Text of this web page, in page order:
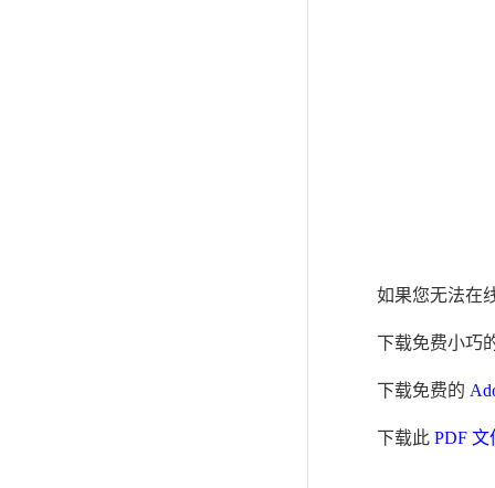
如果您无法在
下载免费小巧
下载免费的
下载此 PDF 文